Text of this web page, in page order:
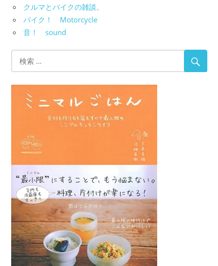
クルマとバイクの雑談。
バイク！ Motorcycle
音！ sound